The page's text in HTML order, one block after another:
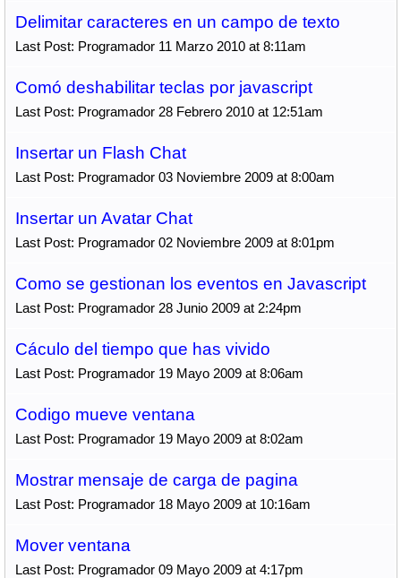
Delimitar caracteres en un campo de texto
Last Post: Programador 11 Marzo 2010 at 8:11am
Comó deshabilitar teclas por javascript
Last Post: Programador 28 Febrero 2010 at 12:51am
Insertar un Flash Chat
Last Post: Programador 03 Noviembre 2009 at 8:00am
Insertar un Avatar Chat
Last Post: Programador 02 Noviembre 2009 at 8:01pm
Como se gestionan los eventos en Javascript
Last Post: Programador 28 Junio 2009 at 2:24pm
Cáculo del tiempo que has vivido
Last Post: Programador 19 Mayo 2009 at 8:06am
Codigo mueve ventana
Last Post: Programador 19 Mayo 2009 at 8:02am
Mostrar mensaje de carga de pagina
Last Post: Programador 18 Mayo 2009 at 10:16am
Mover ventana
Last Post: Programador 09 Mayo 2009 at 4:17pm